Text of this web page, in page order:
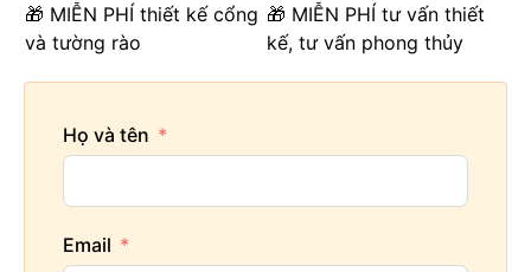
🎁 MIỄN PHÍ thiết kế cổng
và tường rào
🎁 MIỄN PHÍ tư vấn thiết
kế, tư vấn phong thủy
Họ và tên
Email